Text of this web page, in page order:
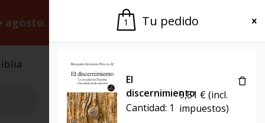
agosto. Gracias por la paciencia.
El Grupo
1 Tu pedido
El
discernimiento
Cantidad: 1
9,51 €(incl.
impuestos)